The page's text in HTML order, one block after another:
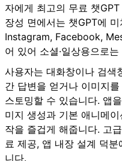
자에게 최고의 무료 챗
장성 면에서는 챗GPT에
Instagram, Facebook,
어 있어 소셜·일상용으로
사용자는 대화창이나 검색
간 답변을 얻거나 이미지
스토밍할 수 있습니다. 앱
미지 생성과 기본 애니메
작을 즐겁게 해줍니다. 고
료 제공, 앱 내장 설계 덕
니다.